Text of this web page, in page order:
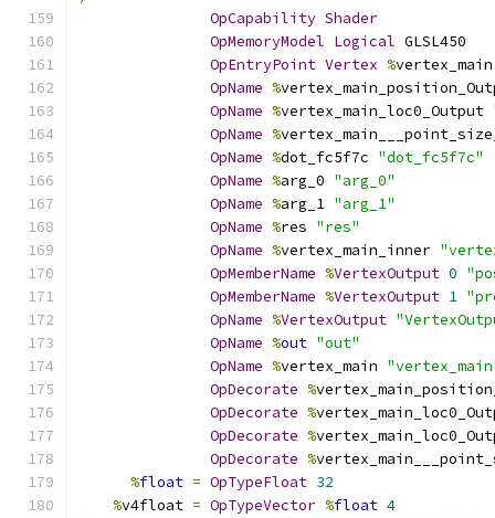
OpCapability Shader
OpMemoryModel Logical GLSL450
OpEntryPoint Vertex %
OpName %
OpName %vertex_main_loc0_Output
OpName %
OpName %dot_fc5f7c "dot_fc5f7c"
OpName %arg_0 "arg_0"
OpName %arg_1 "arg_1"
OpName %res "res"
OpName %vertex_main_inner
OpMemberName %VertexOutput 0
OpMemberName %VertexOutput 1
OpName %VertexOutput
OpName %out "out"
OpName %vertex_main
OpDecorate %
OpDecorate %
OpDecorate %
OpDecorate %
%float = OpTypeFloat 32
%v4float = OpTypeVector %float 4